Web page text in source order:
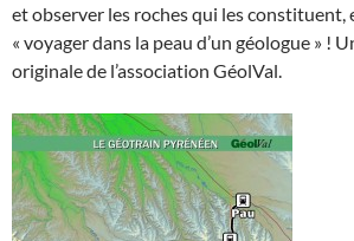
et observer les roches qui les constituent,
« voyager dans la peau d’un géologue » !
originale de l’association GéolVal.